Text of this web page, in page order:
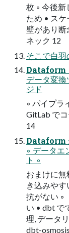
枚 ◦ 今後新
ため • ス
壁があり断
ネック 12
そこで白
Dataform
データ変
ジド
◦ パイプラ
GitLab で
14
Dataform
◦ データエ
ト ◦
おまけに
き込みや
抗がない ◦
い • dbt で
理, データ
dbt-